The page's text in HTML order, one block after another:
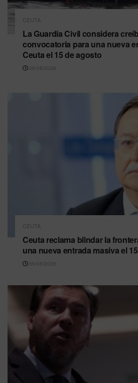
CEUTA
La Guardia Civil considera
convocatoria para una nueva
Ceuta el 15 de agosto
06/08/2026
CEUTA
Ceuta reclama blindar la
una nueva entrada masiva el
06/08/2026